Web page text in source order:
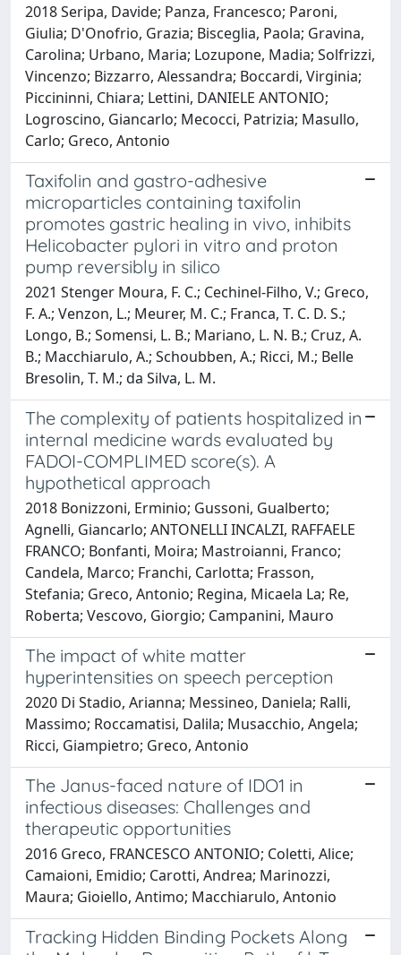
2018 Seripa, Davide; Panza, Francesco; Paroni,
Giulia; D'Onofrio, Grazia; Bisceglia, Paola; Gravina,
Carolina; Urbano, Maria; Lozupone, Madia; Solfrizzi,
Vincenzo; Bizzarro, Alessandra; Boccardi, Virginia;
Piccininni, Chiara; Lettini, DANIELE ANTONIO;
Logroscino, Giancarlo; Mecocci, Patrizia; Masullo,
Carlo; Greco, Antonio
Taxifolin and gastro-adhesive
microparticles containing taxifolin
promotes gastric healing in vivo, inhibits
Helicobacter pylori in vitro and proton
pump reversibly in silico
2021 Stenger Moura, F. C.; Cechinel-Filho, V.; Greco,
F. A.; Venzon, L.; Meurer, M. C.; Franca, T. C. D. S.;
Longo, B.; Somensi, L. B.; Mariano, L. N. B.; Cruz, A.
B.; Macchiarulo, A.; Schoubben, A.; Ricci, M.; Belle
Bresolin, T. M.; da Silva, L. M.
The complexity of patients hospitalized in
internal medicine wards evaluated by
FADOI-COMPLIMED score(s). A
hypothetical approach
2018 Bonizzoni, Erminio; Gussoni, Gualberto;
Agnelli, Giancarlo; ANTONELLI INCALZI, RAFFAELE
FRANCO; Bonfanti, Moira; Mastroianni, Franco;
Candela, Marco; Franchi, Carlotta; Frasson,
Stefania; Greco, Antonio; Regina, Micaela La; Re,
Roberta; Vescovo, Giorgio; Campanini, Mauro
The impact of white matter
hyperintensities on speech perception
2020 Di Stadio, Arianna; Messineo, Daniela; Ralli,
Massimo; Roccamatisi, Dalila; Musacchio, Angela;
Ricci, Giampietro; Greco, Antonio
The Janus-faced nature of IDO1 in
infectious diseases: Challenges and
therapeutic opportunities
2016 Greco, FRANCESCO ANTONIO; Coletti, Alice;
Camaioni, Emidio; Carotti, Andrea; Marinozzi,
Maura; Gioiello, Antimo; Macchiarulo, Antonio
Tracking Hidden Binding Pockets Along